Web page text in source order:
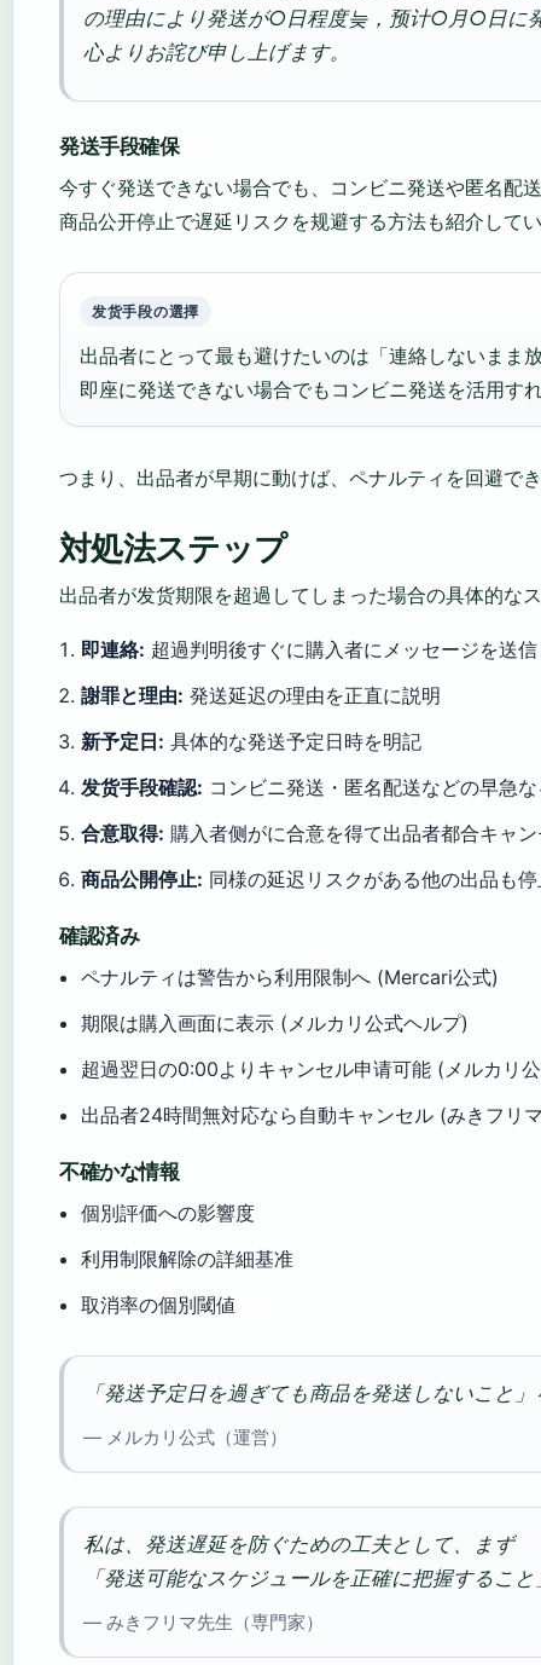
の理由により発送が○日程度늦，预计○月○日に
心よりお詫び申し上げます。
発送手段確保
今すぐ発送できない場合でも、コンビニ発送や匿名
商品公开停止で遅延リスクを规避する方法も紹介して
发货手段の選擇
出品者にとって最も避けたいのは「連絡しないまま
即座に発送できない場合でもコンビニ発送を活用す
つまり、出品者が早期に動けば、ペナルティを回避で
対処法ステップ
出品者が发货期限を超過してしまった場合の具体的な
即連絡: 超過判明後すぐに購入者にメッセージを送
謝罪と理由: 発送延迟の理由を正直に説明
新予定日: 具体的な発送予定日時を明記
发货手段確認: コンビニ発送・匿名配送などの早急
合意取得: 購入者侧がに合意を得て出品者都合キャ
商品公開停止: 同様の延迟リスクがある他の出品も
確認済み
ペナルティは警告から利用限制へ (Mercari公式)
期限は購入画面に表示 (メルカリ公式ヘルプ)
超過翌日の0:00よりキャンセル申请可能 (メルカリ
出品者24時間無対応なら自動キャンセル (みきフリ
不確かな情報
個別評価への影響度
利用制限解除の詳細基准
取消率の個別閾値
「発送予定日を過ぎても商品を発送しないこと
— メルカリ公式（運営）
私は、発送遅延を防ぐための工夫として、まず
「発送可能なスケジュールを正確に把握するこ
— みきフリマ先生（専門家）